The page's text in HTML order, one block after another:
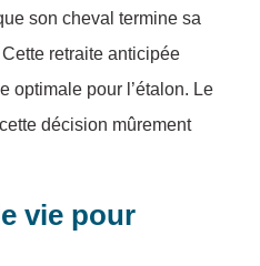
son cheval termine sa
retraite anticipée
optimale pour l’étalon. Le
décision mûrement
vie pour